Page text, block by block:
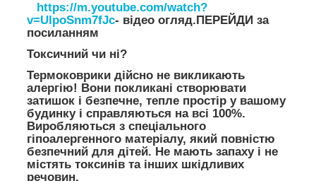
https://m.youtube.com/watch?
v=UlpoSnm7fJc- відео огляд.ПЕРЕЙДИ за
посиланням
Токсичний чи ні?
Термоковрики дійсно не викликають
алергію! Вони покликані створювати
затишок і безпечне, тепле простір у вашому
будинку і справляються на всі 100%.
Виробляються з спеціального
гіпоалергенного матеріалу, який повністю
безпечний для дітей. Не мають запаху і не
містять токсинів та інших шкідливих
речовин.